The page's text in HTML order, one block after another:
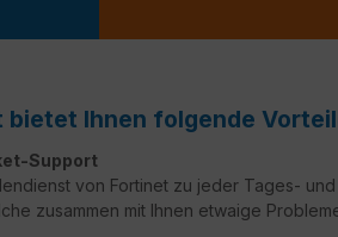
bietet Ihnen folgende
Support
von Fortinet zu jeder Tages-
zusammen mit Ihnen etwaige